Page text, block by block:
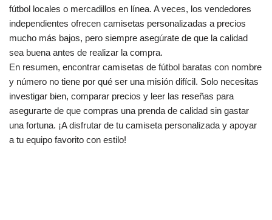
fútbol locales o mercadillos en línea. A veces, los vendedores
independientes ofrecen camisetas personalizadas a precios
mucho más bajos, pero siempre asegúrate de que la calidad
sea buena antes de realizar la compra.
En resumen, encontrar camisetas de fútbol baratas con nombre
y número no tiene por qué ser una misión difícil. Solo necesitas
investigar bien, comparar precios y leer las reseñas para
asegurarte de que compras una prenda de calidad sin gastar
una fortuna. ¡A disfrutar de tu camiseta personalizada y apoyar
a tu equipo favorito con estilo!